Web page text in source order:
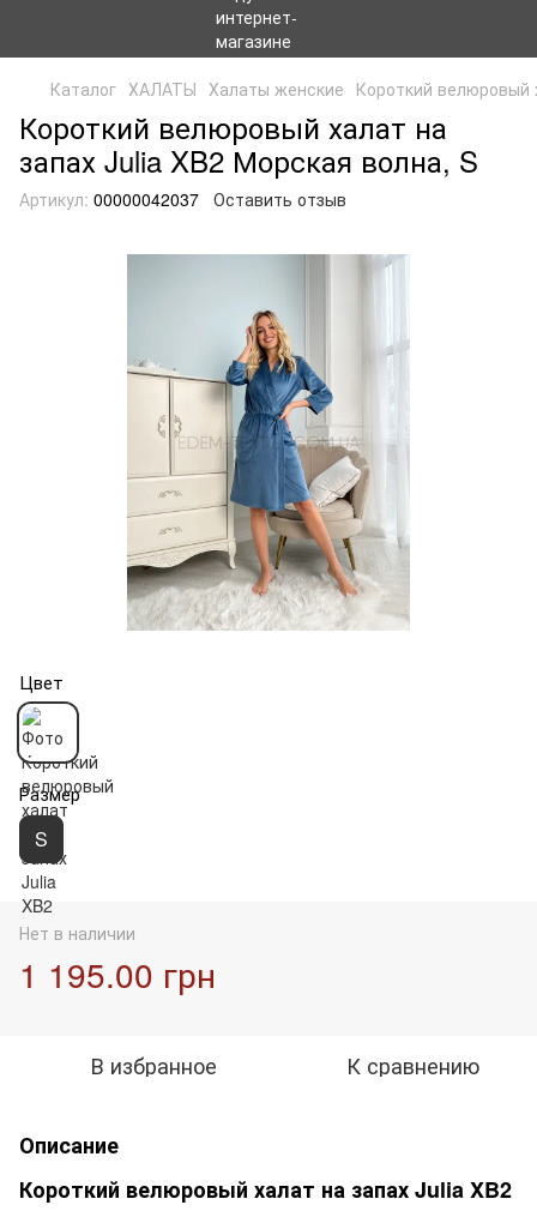
Каталог ХАЛАТЫ Халаты женские Короткий велюровый
Короткий велюровый халат на
запах Julia XB2 Морская волна, S
Артикул: 00000042037 Оставить отзыв
Цвет
Размер
S
Нет в наличии
1 195.00 грн
В избранное К сравнению
Описание
Короткий велюровый халат на запах Julia XB2